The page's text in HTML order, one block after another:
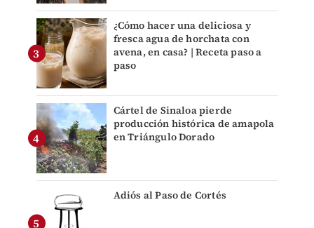
¿Cómo hacer una deliciosa y
fresca agua de horchata con
avena, en casa? | Receta paso a
paso
Cártel de Sinaloa pierde
producción histórica de amapola
en Triángulo Dorado
Adiós al Paso de Cortés